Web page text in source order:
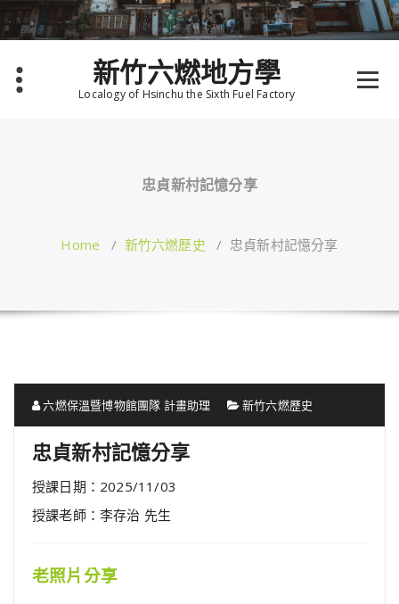
Skip
to
content
新竹六燃地方學
Localogy of Hsinchu the Sixth Fuel Factory
忠貞新村記憶分享
Home / 新竹六燃歷史 / 忠貞新村記憶分享
六燃保溫暨博物館團隊 計畫助理 新竹六燃歷史
忠貞新村記憶分享
授課日期：2025/11/03
授課老師：李存治 先生
老照片分享